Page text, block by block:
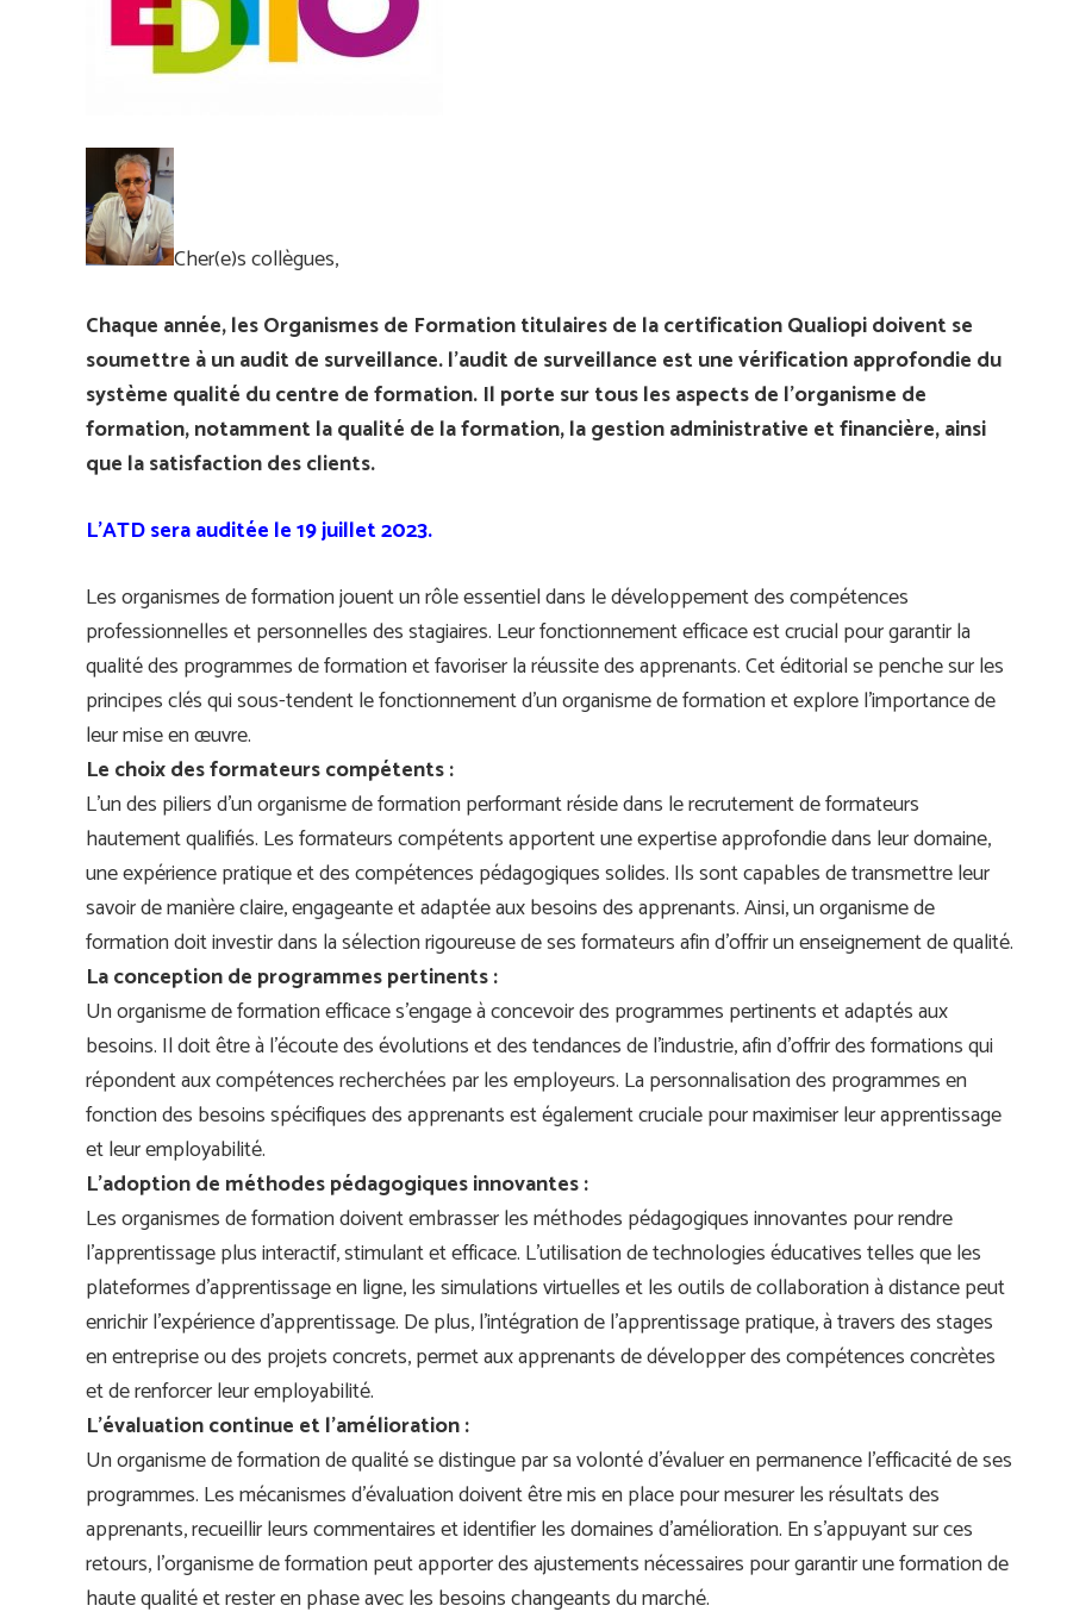
Cher(e)s collègues,
Chaque année, les Organismes de Formation titulaires de la certification Qualiopi doivent se
soumettre à un audit de surveillance. l’audit de surveillance est une vérification approfondie du
système qualité du centre de formation. Il porte sur tous les aspects de l’organisme de
formation, notamment la qualité de la formation, la gestion administrative et financière, ainsi
que la satisfaction des clients.
L’ATD sera auditée le 19 juillet 2023.
Les organismes de formation jouent un rôle essentiel dans le développement des compétences
professionnelles et personnelles des stagiaires. Leur fonctionnement efficace est crucial pour garantir la
qualité des programmes de formation et favoriser la réussite des apprenants. Cet éditorial se penche sur les
principes clés qui sous-tendent le fonctionnement d’un organisme de formation et explore l’importance de
leur mise en œuvre.
Le choix des formateurs compétents :
L’un des piliers d’un organisme de formation performant réside dans le recrutement de formateurs
hautement qualifiés. Les formateurs compétents apportent une expertise approfondie dans leur domaine,
une expérience pratique et des compétences pédagogiques solides. Ils sont capables de transmettre leur
savoir de manière claire, engageante et adaptée aux besoins des apprenants. Ainsi, un organisme de
formation doit investir dans la sélection rigoureuse de ses formateurs afin d’offrir un enseignement de qualité.
La conception de programmes pertinents :
Un organisme de formation efficace s’engage à concevoir des programmes pertinents et adaptés aux
besoins. Il doit être à l’écoute des évolutions et des tendances de l’industrie, afin d’offrir des formations qui
répondent aux compétences recherchées par les employeurs. La personnalisation des programmes en
fonction des besoins spécifiques des apprenants est également cruciale pour maximiser leur apprentissage
et leur employabilité.
L’adoption de méthodes pédagogiques innovantes :
Les organismes de formation doivent embrasser les méthodes pédagogiques innovantes pour rendre
l’apprentissage plus interactif, stimulant et efficace. L’utilisation de technologies éducatives telles que les
plateformes d’apprentissage en ligne, les simulations virtuelles et les outils de collaboration à distance peut
enrichir l’expérience d’apprentissage. De plus, l’intégration de l’apprentissage pratique, à travers des stages
en entreprise ou des projets concrets, permet aux apprenants de développer des compétences concrètes
et de renforcer leur employabilité.
L’évaluation continue et l’amélioration :
Un organisme de formation de qualité se distingue par sa volonté d’évaluer en permanence l’efficacité de ses
programmes. Les mécanismes d’évaluation doivent être mis en place pour mesurer les résultats des
apprenants, recueillir leurs commentaires et identifier les domaines d’amélioration. En s’appuyant sur ces
retours, l’organisme de formation peut apporter des ajustements nécessaires pour garantir une formation de
haute qualité et rester en phase avec les besoins changeants du marché.